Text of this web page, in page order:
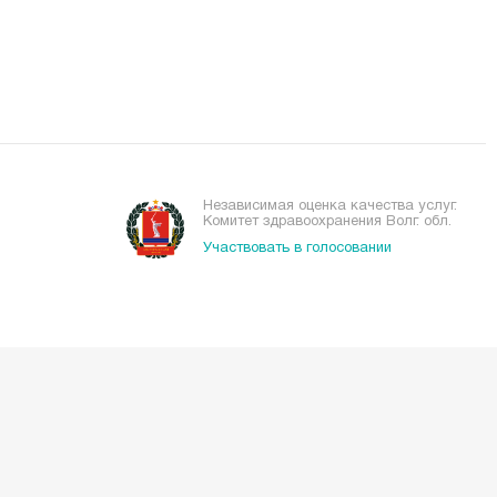
Независимая оценка качества услуг.
Комитет здравоохранения Волг. обл.
Участвовать в голосовании